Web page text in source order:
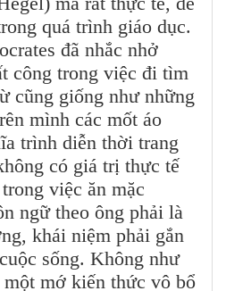
quá trình giáo dục.
đã nhắc nhở
công trong việc đi tìm
cũng giống như những
mình các mốt áo
trình diễn thời trang
có giá trị thực tế
việc ăn mặc
ngữ theo ông phải là
khái niệm phải gắn
sống. Không như
mớ kiến thức vô bổ